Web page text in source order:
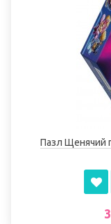
Пазл Щенячий